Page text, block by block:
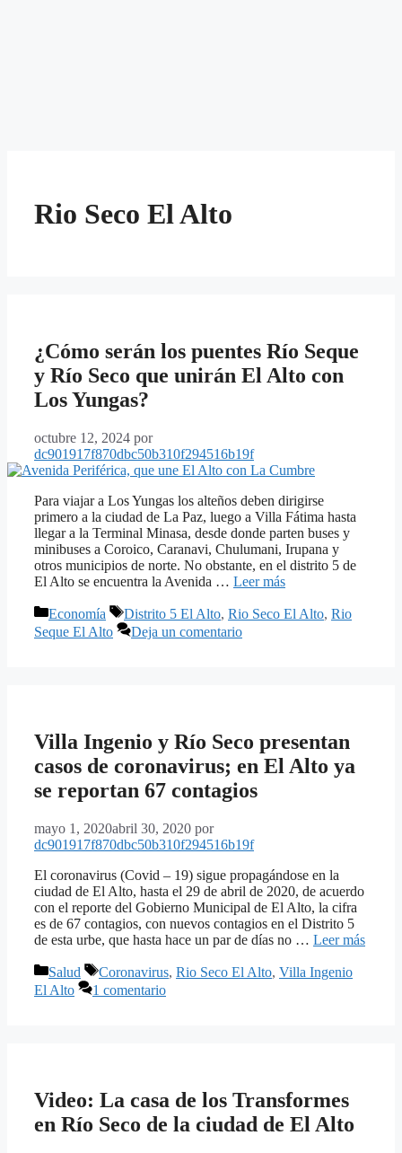
Rio Seco El Alto
¿Cómo serán los puentes Río Seque
y Río Seco que unirán El Alto con
Los Yungas?
octubre 12, 2024 por
dc901917f870dbc50b310f294516b19f
Para viajar a Los Yungas los alteños deben dirigirse
primero a la ciudad de La Paz, luego a Villa Fátima hasta
llegar a la Terminal Minasa, desde donde parten buses y
minibuses a Coroico, Caranavi, Chulumani, Irupana y
otros municipios de norte. No obstante, en el distrito 5 de
El Alto se encuentra la Avenida … Leer más
Categorías
Economía Etiquetas
Distrito 5 El Alto, Rio Seco El Alto, Rio
Seque El Alto
Deja un comentario
Villa Ingenio y Río Seco presentan
casos de coronavirus; en El Alto ya
se reportan 67 contagios
mayo 1, 2020abril 30, 2020 por
dc901917f870dbc50b310f294516b19f
El coronavirus (Covid – 19) sigue propagándose en la
ciudad de El Alto, hasta el 29 de abril de 2020, de acuerdo
con el reporte del Gobierno Municipal de El Alto, la cifra
es de 67 contagios, con nuevos contagios en el Distrito 5
de esta urbe, que hasta hace un par de días no … Leer más
Categorías
Salud Etiquetas
Coronavirus, Rio Seco El Alto, Villa Ingenio
El Alto
1 comentario
Video: La casa de los Transformes
en Río Seco de la ciudad de El Alto